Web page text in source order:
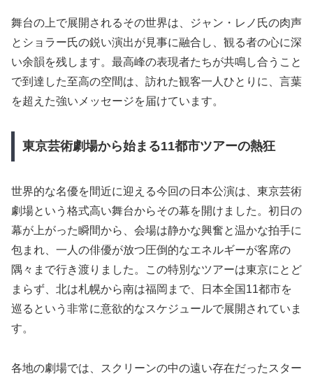
舞台の上で展開されるその世界は、ジャン・レノ氏の肉声
とショラー氏の鋭い演出が見事に融合し、観る者の心に深
い余韻を残します。最高峰の表現者たちが共鳴し合うこと
で到達した至高の空間は、訪れた観客一人ひとりに、言葉
を超えた強いメッセージを届けています。
東京芸術劇場から始まる11都市ツアーの熱狂
世界的な名優を間近に迎える今回の日本公演は、東京芸術
劇場という格式高い舞台からその幕を開けました。初日の
幕が上がった瞬間から、会場は静かな興奮と温かな拍手に
包まれ、一人の俳優が放つ圧倒的なエネルギーが客席の
隅々まで行き渡りました。この特別なツアーは東京にとど
まらず、北は札幌から南は福岡まで、日本全国11都市を
巡るという非常に意欲的なスケジュールで展開されていま
す。
各地の劇場では、スクリーンの中の遠い存在だったスター